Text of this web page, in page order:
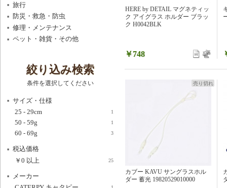
HERE by DETAIL マグネティッ
ク アイグラス ホルダー ブラッ
ク H0042BLK
￥748
カブー KAVU サングラスホル
ダー 蓄光 19820529010000
売り切れ
旅行
防災・救急・防虫
修理・メンテナンス
ペット・雑貨・その他
絞り込み検索
条件を選択してください
サイズ・仕様
25 - 29cm
1
50 - 59g 1
60 - 69g 3
税込価格
￥0 以上 25
メーカー